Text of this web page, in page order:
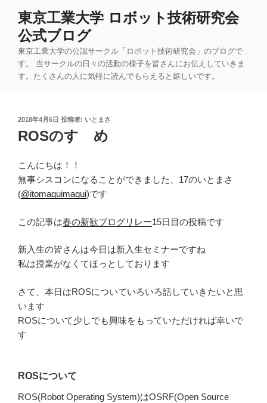
東京工業大学 ロボット技術研究会
公式ブログ
東京工業大学の公認サークル「ロボット技術研究会」のブログで
す。 当サークルの日々の活動の様子を皆さんにお伝えしていきま
す。たくさんの人に気軽に読んでもらえると嬉しいです。
投
稿
日:
2018年4月6日 投稿者: いとまさ
ROSのすゝめ
こんにちは！！
無事シスコンになることができました、17のいとまさ
(@itomaquimaqui)です
この記事は春の新歓ブログリレー15日目の投稿です
新入生の皆さんは今日は新入生セミナーですね
私は授業がなくてほっとしております
さて、本日はROSについていろいろ話していきたいと思
います
ROSについて少しでも興味をもっていただければ幸いで
す
ROSについて
ROS(Robot Operating System)はOSRF(Open Source